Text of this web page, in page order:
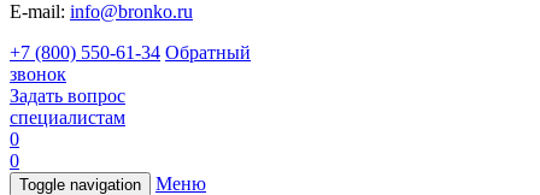
E-mail: info@bronko.ru
+7 (800) 550-61-34 Обратный
звонок
Задать вопрос
специалистам
0
0
Toggle navigation Меню